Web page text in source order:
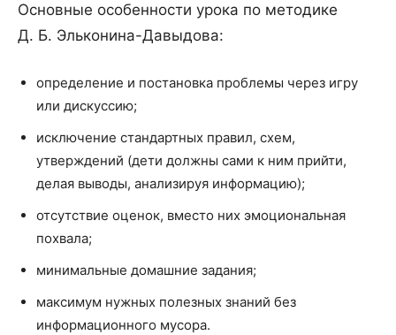
Основные особенности урока по методике
Д. Б. Эльконина-Давыдова:
определение и постановка проблемы через игру
или дискуссию;
исключение стандартных правил, схем,
утверждений (дети должны сами к ним прийти,
делая выводы, анализируя информацию);
отсутствие оценок, вместо них эмоциональная
похвала;
минимальные домашние задания;
максимум нужных полезных знаний без
информационного мусора.